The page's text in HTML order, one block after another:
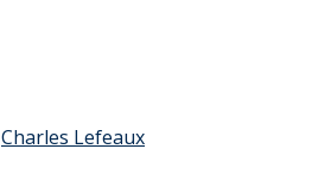
Charles Lefeaux